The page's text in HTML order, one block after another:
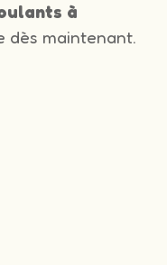
à
dès maintenant.